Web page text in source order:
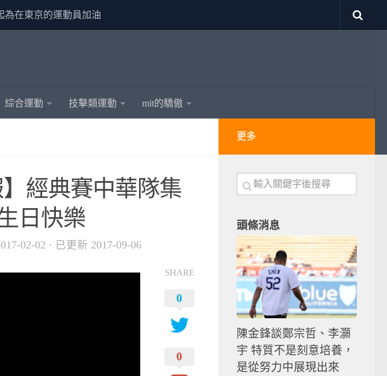
為在東京的運動員加油
綜合運動 技擊類運動 mit的驕傲
】經典賽中華隊集
日快樂
02-02 · 已更新 2017-09-06
SHARE
0
0
更多
頭條消息
陳金鋒談鄭宗哲、李灝
宇 特質不是刻意培養，
是從努力中展現出來